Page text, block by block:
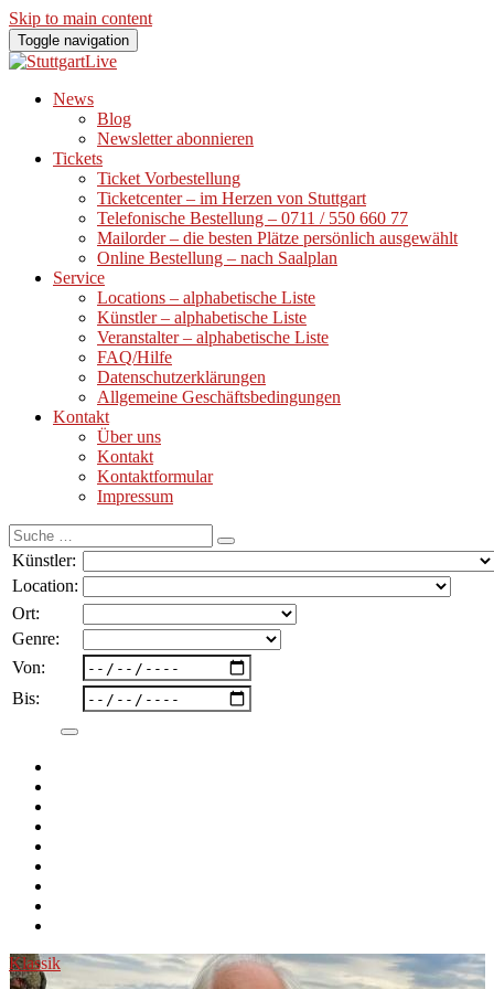
Skip to main content
Toggle navigation
News
Blog
Newsletter abonnieren
Tickets
Ticket Vorbestellung
Ticketcenter – im Herzen von Stuttgart
Telefonische Bestellung – 0711 / 550 660 77
Mailorder – die besten Plätze persönlich ausgewählt
Online Bestellung – nach Saalplan
Service
Locations – alphabetische Liste
Künstler – alphabetische Liste
Veranstalter – alphabetische Liste
FAQ/Hilfe
Datenschutzerklärungen
Allgemeine Geschäftsbedingungen
Kontakt
Über uns
Kontakt
Kontaktformular
Impressum
Suche
nach:
Künstler:
Location:
Ort:
Genre:
Von:
Bis:
Klassik